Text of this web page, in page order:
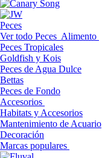
Peces
Ver todo Peces Alimento
Peces Tropicales
Goldfish y Kois
Peces de Agua Dulce
Bettas
Peces de Fondo
Accesorios
Habitats y Accesorios
Mantenimiento de Acuario
Decoración
Marcas populares